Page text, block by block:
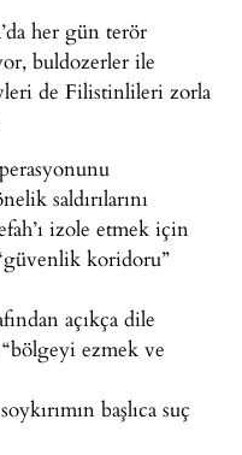
her gün terör
buldozerler ile
de Filistinlileri zorla
saldırılarını
izole etmek için
koridoru”
açıkça dile
ezmek ve
başlıca suç